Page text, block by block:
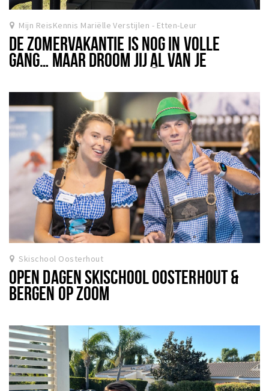
Winkelgebieden
Parkeren
Bezienswaardigheden
Uitjes & activiteiten
Toeristische routes
Natuurgebieden
Baroniepoorten
Sport
Privacy
Inloggen
Mijn ReisKennis Mariëlle Verstijlen - Etten-Leur
DE ZOMERVAKANTIE IS NOG IN VOLLE
GANG… MAAR DROOM JIJ AL VAN JE
Skischool Oosterhout
OPEN DAGEN SKISCHOOL OOSTERHOUT &
BERGEN OP ZOOM